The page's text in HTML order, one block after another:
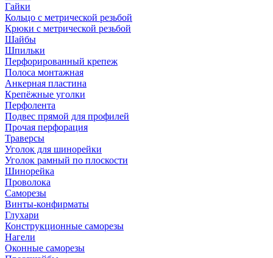
Гайки
Кольцо с метрической резьбой
Крюки с метрической резьбой
Шайбы
Шпильки
Перфорированный крепеж
Полоса монтажная
Анкерная пластина
Крепёжные уголки
Перфолента
Подвес прямой для профилей
Прочая перфорация
Траверсы
Уголок для шинорейки
Уголок рамный по плоскости
Шинорейка
Проволока
Саморезы
Винты-конфирматы
Глухари
Конструкционные саморезы
Нагели
Оконные саморезы